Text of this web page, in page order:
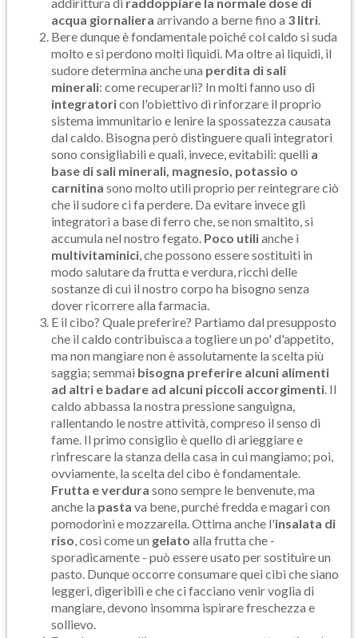
addirittura di raddoppiare la normale dose di
acqua giornaliera arrivando a berne fino a 3 litri.
Bere dunque è fondamentale poiché col caldo si suda
molto e si perdono molti liquidi. Ma oltre ai liquidi, il
sudore determina anche una perdita di sali
minerali: come recuperarli? In molti fanno uso di
integratoricon l'obiettivo di rinforzare il proprio
sistema immunitario e lenire la spossatezza causata
dal caldo. Bisogna però distinguere quali integratori
sono consigliabili e quali, invece, evitabili: quelli a
base di sali minerali, magnesio, potassio o
carnitina sono molto utili proprio per reintegrare ciò
che il sudore ci fa perdere. Da evitare invece gli
integratori a base di ferro che, se non smaltito, si
accumula nel nostro fegato. Poco utilianche i
multivitaminici, che possono essere sostituiti in
modo salutare da frutta e verdura, ricchi delle
sostanze di cui il nostro corpo ha bisogno senza
dover ricorrere alla farmacia.
E il cibo? Quale preferire? Partiamo dal presupposto
che il caldo contribuisca a togliere un po' d'appetito,
ma non mangiare non è assolutamente la scelta più
saggia; semmai bisogna preferire alcuni alimenti
ad altri e badare ad alcuni piccoli accorgimenti. Il
caldo abbassa la nostra pressione sanguigna,
rallentando le nostre attività, compreso il senso di
fame. Il primo consiglio è quello di arieggiare e
rinfrescare la stanza della casa in cui mangiamo; poi,
ovviamente, la scelta del cibo è fondamentale.
Frutta e verdura sono sempre le benvenute, ma
anche la pasta va bene, purché fredda e magari con
pomodorini e mozzarella. Ottima anche l'insalata di
riso, così come un gelato alla frutta che -
sporadicamente - può essere usato per sostituire un
pasto. Dunque occorre consumare quei cibi che siano
leggeri, digeribili e che ci facciano venir voglia di
mangiare, devono insomma ispirare freschezza e
sollievo.